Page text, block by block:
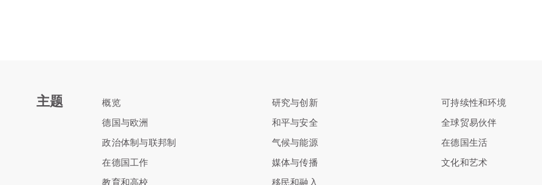
主题
概览
德国与欧洲
政治体制与联邦制
在德国工作
教育和高校
研究与创新
和平与安全
气候与能源
媒体与传播
移民和融入
可持续性和环境
全球贸易伙伴
在德国生活
文化和艺术